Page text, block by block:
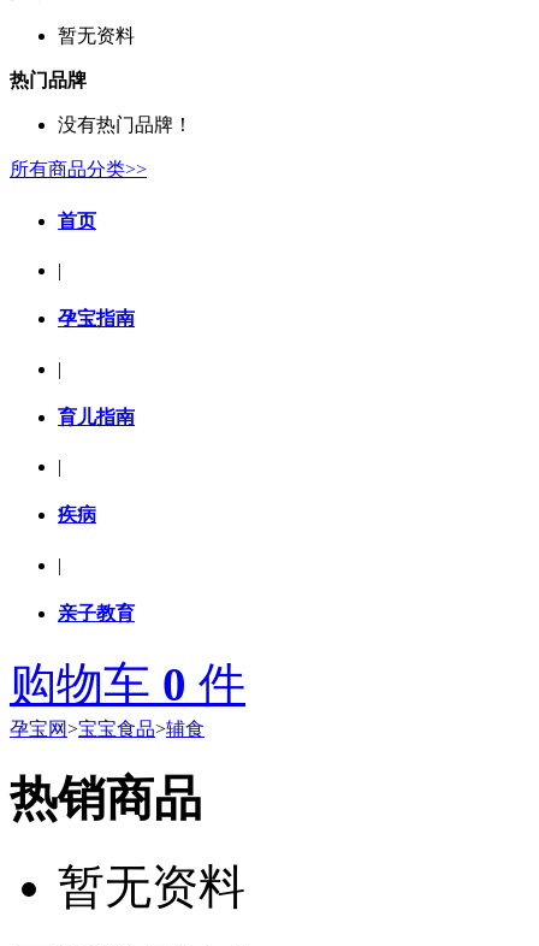
暂无资料
热门品牌
没有热门品牌！
所有商品分类>>
首页
|
孕宝指南
|
育儿指南
|
疾病
|
亲子教育
购物车 0 件
孕宝网>宝宝食品>辅食
热销商品
暂无资料